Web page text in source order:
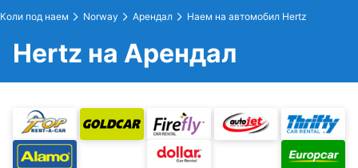
Коли под наем Norway Арендал Наем на автомобил Hertz
Hertz на Арендал